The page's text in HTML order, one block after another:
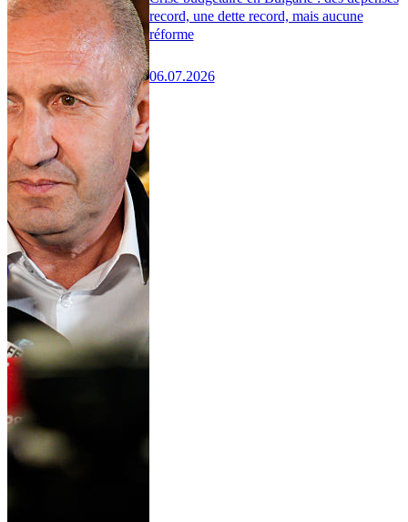
record, une dette record, mais aucune
réforme
06.07.2026